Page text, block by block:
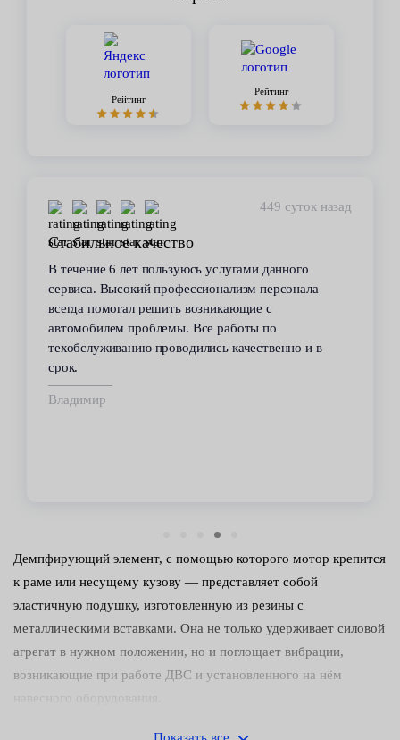
Рейтинг
Рейтинг
449 суток назад
Стабильное качество
В течение 6 лет пользуюсь услугами данного
сервиса. Высокий профессионализм персонала
всегда помогал решить возникающие с
автомобилем проблемы. Все работы по
техобслуживанию проводились качественно и в
срок.
Владимир
Демпфирующий элемент, с помощью которого мотор крепится
к раме или несущему кузову — представляет собой
эластичную подушку, изготовленную из резины с
металлическими вставками. Она не только удерживает силовой
агрегат в нужном положении, но и поглощает вибрации,
возникающие при работе ДВС и установленного на нём
Необходимость в замене задней опоры двигателя может